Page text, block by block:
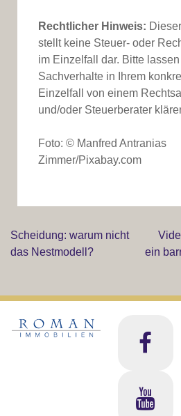
Rechtlicher Hinweis:
stellt keine Steuer- oder
im Einzelfall dar. Bitte
Sachverhalte in Ihrem
Einzelfall von einem
und/oder Steuerberater
Foto: © Manfred Antranias
Zimmer/Pixabay.com
Beitragsnavigation
Scheidung: warum nicht
das Nestmodell?
ein